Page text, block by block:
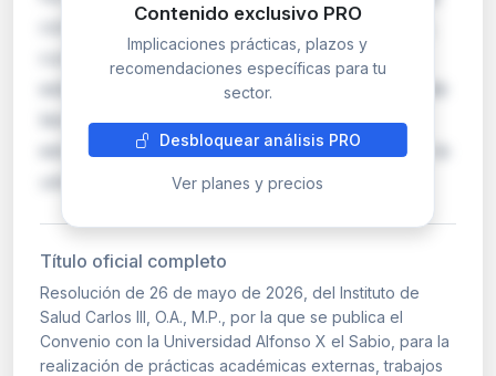
condiciones de prácticas académicas externas,
curriculares y extracurriculares, así como
estancias de TFG, TFM y doctorado en áreas de
biomedicina y ciencias de la salud. Cada
estudiante contará con un tutor académico de la
Contenido exclusivo PRO
Implicaciones prácticas, plazos y
recomendaciones específicas para tu
sector.
Desbloquear análisis PRO
Ver planes y precios
Título oficial completo
Resolución de 26 de mayo de 2026, del Instituto de
Salud Carlos III, O.A., M.P., por la que se publica el
Convenio con la Universidad Alfonso X el Sabio, para la
realización de prácticas académicas externas, trabajos